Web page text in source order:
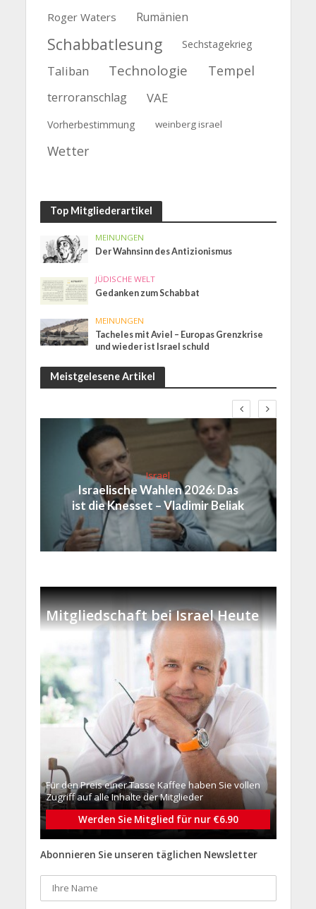
Roger Waters Rumänien
Schabbatlesung Sechstagekrieg
Taliban Technologie Tempel
terroranschlag VAE
Vorherbestimmung weinberg israel
Wetter
Top Mitgliederartikel
MEINUNGEN
Der Wahnsinn des Antizionismus
JÜDISCHE WELT
Gedanken zum Schabbat
MEINUNGEN
Tacheles mit Aviel – Europas Grenzkrise
und wieder ist Israel schuld
Meistgelesene Artikel
Israel
Israelische Wahlen 2026: Das
ist die Knesset – Vladimir Beliak
Mitgliedschaft bei Israel Heute
Für den Preis einer Tasse Kaffee haben Sie vollen
Zugriff auf alle Inhalte der Mitglieder
Werden Sie Mitglied für nur €6.90
Abonnieren Sie unseren täglichen Newsletter